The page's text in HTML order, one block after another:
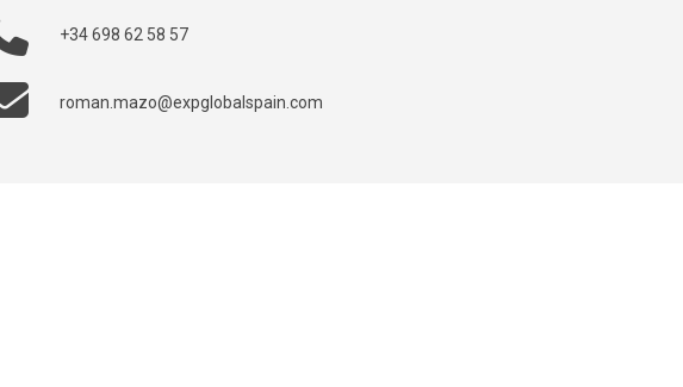
+34 698 62 58 57
roman.mazo@expglobalspain.com